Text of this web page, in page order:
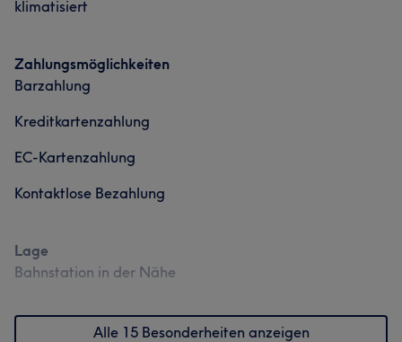
klimatisiert
Zahlungsmöglichkeiten
Barzahlung
Kreditkartenzahlung
EC-Kartenzahlung
Kontaktlose Bezahlung
Lage
Bahnstation in der Nähe
Alle 15 Besonderheiten anzeigen